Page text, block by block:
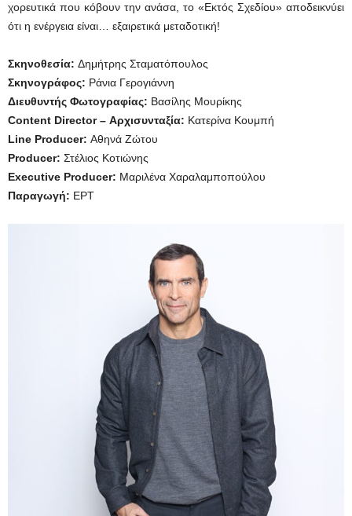
χορευτικά που κόβουν την ανάσα, το «Εκτός Σχεδίου» αποδεικνύει
ότι η ενέργεια είναι… εξαιρετικά μεταδοτική!
Σκηνοθεσία: Δημήτρης Σταματόπουλος
Σκηνογράφος: Ράνια Γερογιάννη
Διευθυντής Φωτογραφίας: Βασίλης Μουρίκης
Content Director – Αρχισυνταξία: Κατερίνα Κουμπή
Line Producer: Αθηνά Ζώτου
Producer: Στέλιος Κοτιώνης
Executive Producer: Μαριλένα Χαραλαμποπούλου
Παραγωγή: ΕΡΤ